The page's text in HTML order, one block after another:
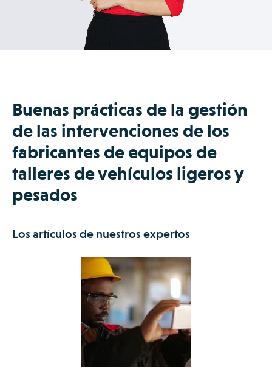
Buenas prácticas de la gestión
de las intervenciones de los
fabricantes de equipos de
talleres de vehículos ligeros y
pesados
Los artículos de nuestros expertos